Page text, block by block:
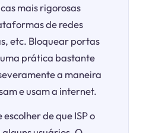
mais rigorosas
de redes
etc. Bloquear portas
prática bastante
a maneira
e usam a internet.
de que ISP o